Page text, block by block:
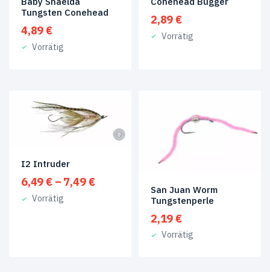
Tungsten Conehead
4,89 €
Vorrätig
2,89 €
Vorrätig
I2 Intruder
6,49 € – 7,49 €Preisspanne:
Vorrätig
San Juan Worm
Tungstenperle
2,19 €
Vorrätig